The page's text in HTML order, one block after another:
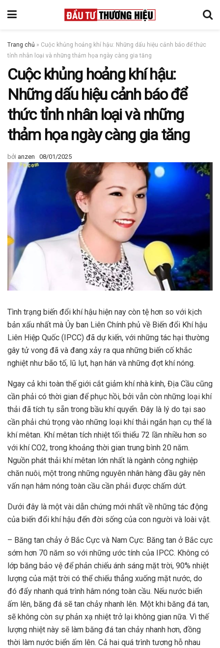
Trang chủ » Cuộc khủng hoảng khí hậu: Những dấu hiệu cảnh báo để thức
tỉnh nhân loại và những thảm họa ngày càng gia tăng
Cuộc khủng hoảng khí hậu:
Những dấu hiệu cảnh báo để
thức tỉnh nhân loại và những
thảm họa ngày càng gia tăng
bởi anzen 08/01/2025
Tình trạng biến đổi khí hậu hiện nay còn tệ hơn so với kịch
bản xấu nhất mà Ủy ban Liên Chính phủ về Biến đổi Khí hậu
Liên Hiệp Quốc (IPCC) đã dự kiến, với những tác hại thường
gây tử vong đã và đang xảy ra qua những biến cố khắc
nghiệt như bão tố, lũ lụt, hạn hán và những đợt khí nóng.
Ngay cả khi toàn thế giới cắt giảm khí nhà kính, Địa Cầu cũng
cần phải có thời gian để phục hồi, bởi vẫn còn những loại khí
thải đã tích tụ sẵn trong bầu khí quyển. Đây là lý do tại sao
cần phải chú trọng vào những loại khí thải ngắn hạn cụ thể là
khí mêtan. Khí mêtan tích nhiệt tối thiểu 72 lần nhiều hơn so
với khí CO2, trong khoảng thời gian trung bình 20 năm.
Nguồn phát thải khí mêtan lớn nhất là ngành công nghiệp
chăn nuôi, một trong những nguyên nhân hàng đầu gây nên
vấn nạn hâm nóng toàn cầu cần phải được chấm dứt.
Dưới đây là một vài dẫn chứng mới nhất về những tác động
của biến đổi khí hậu đến đời sống của con người và loài vật.
– Băng tan chảy ở Bắc Cực và Nam Cực: Băng tan ở Bắc cực
sớm hơn 70 năm so với những ước tính của IPCC. Không có
lớp băng bảo vệ để phản chiếu ánh sáng mặt trời, 90% nhiệt
lượng của mặt trời có thể chiếu thẳng xuống mặt nước, do
đó đẩy nhanh quá trình hâm nóng toàn cầu. Nếu nước biển
ấm lên, băng đá sẽ tan chảy nhanh lên. Một khi băng đá tan,
sẽ không còn sự phản xạ nhiệt trở lại không gian nữa. Vì thế
lượng nhiệt này sẽ làm băng đá tan chảy nhanh hơn, đồng
thời làm nước biển ấm lên. Cả hai quá trình tương hỗ nhau